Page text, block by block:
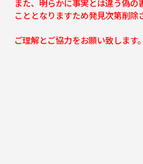
また、明らかに事実とは違う偽
こととなりますため発見次第削除
ご理解とご協力をお願い致します。